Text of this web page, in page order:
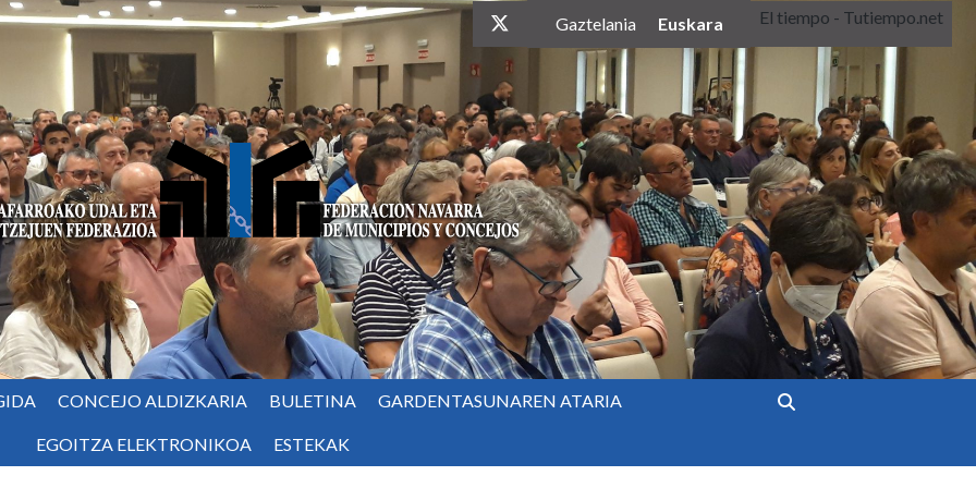
twitter
Gaztelania Euskara El tiempo - Tutiempo.net
CONCEJO ALDIZKARIA BULETINA GARDENTASUNAREN ATARIA
EGOITZA ELEKTRONIKOA ESTEKAK